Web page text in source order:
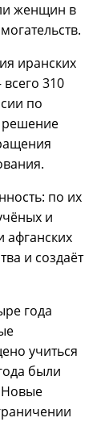
женщин в
иранских
310
по
решение
по их
и
афганских
и создаёт
года
учиться
были
Новые